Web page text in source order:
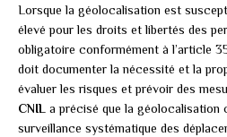
Lorsque la géolocalisation est
élevé pour les droits et libertés des
obligatoire conformément à l’article
doit documenter la nécessité et la
évaluer les risques et prévoir des
CNIL a précisé que la géolocalisation
surveillance systématique des